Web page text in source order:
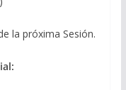
la próxima Sesión.